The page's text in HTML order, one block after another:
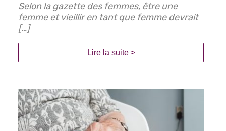
Selon la gazette des femmes, être une
femme et vieillir en tant que femme devrait
[…]
Lire la suite >